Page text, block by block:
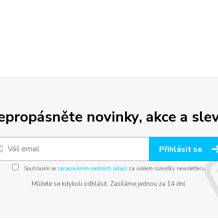
novinky, akce a
Přihlásit se
Souhlasím se zpracováním osobních údajůza účelem rozesílky newsletteru.
Můžete se kdykoli odhlásit. Zasíláme jednou za 14 dní.